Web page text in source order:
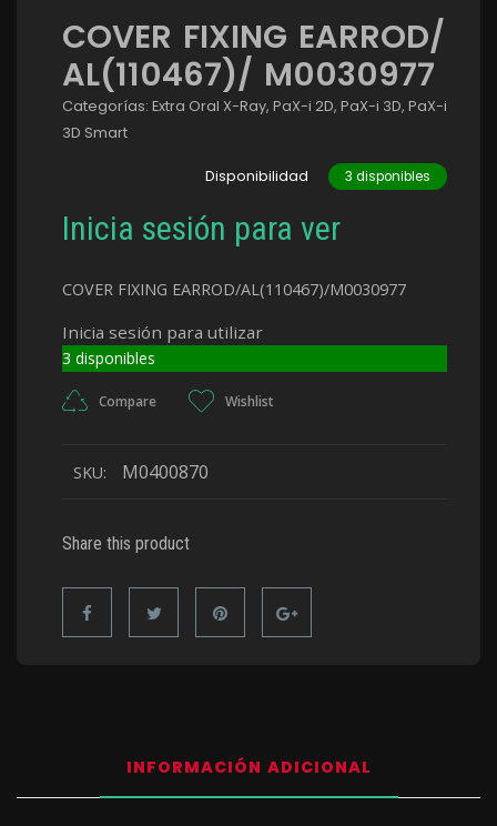
COVER FIXING EARROD/
AL(110467)/ M0030977
Categorías: Extra Oral X-Ray, PaX-i 2D, PaX-i 3D, PaX-i
3D Smart
Disponibilidad 3 disponibles
Inicia sesión para ver
COVER FIXING EARROD/AL(110467)/M0030977
Inicia sesión para utilizar
3 disponibles
Compare Wishlist
SKU: M0400870
Share this product
INFORMACIÓN ADICIONAL